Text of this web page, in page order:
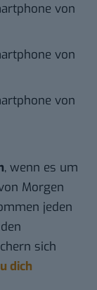
von
von
von
, wenn es um
Morgen
jeden
sich
dich